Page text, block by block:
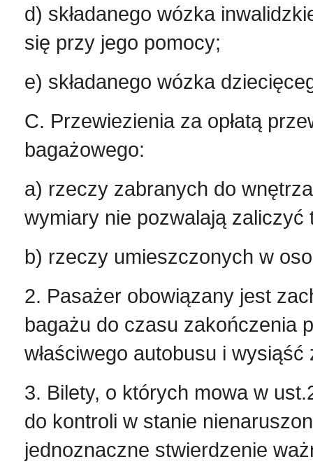
d) składanego wózka
się przy jego pomocy;
e) składanego wózka
C. Przewiezienia za opłatą
bagażowego:
a) rzeczy zabranych do
wymiary nie pozwalają
b) rzeczy umieszczonych w
2. Pasażer obowiązany jest
bagażu do czasu zakończenia
właściwego autobusu i
3. Bilety, o których mowa w
do kontroli w stanie
jednoznaczne stwierdzenie